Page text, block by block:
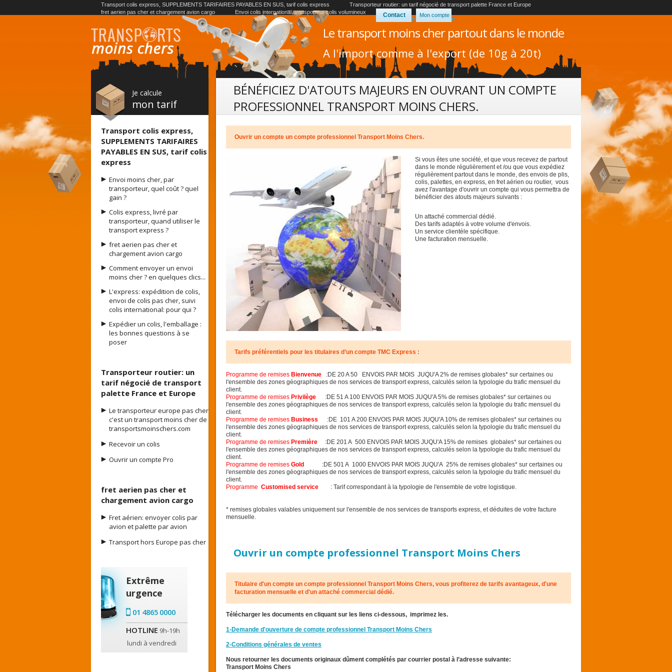
Transport colis express, SUPPLEMENTS TARIFAIRES PAYABLES EN SUS, tarif colis express
Transporteur routier: un tarif négocié de transport palette France et Europe
fret aerien pas cher et chargement avion cargo
Envoi colis international, transporteur colis volumineux Contact Mon compte
Le transport moins cher partout dans le monde
A l'import comme à l'export (de 10g à 20t)
Je calcule
mon tarif
Transport colis express,
SUPPLEMENTS TARIFAIRES
PAYABLES EN SUS, tarif colis
express
Envoi moins cher, par
transporteur, quel coût ? quel
gain ?
Colis express, livré par
transporteur, quand utiliser le
transport express ?
fret aerien pas cher et
chargement avion cargo
Comment envoyer un envoi
moins cher ? en quelques clics...
L'express: expédition de colis,
envoi de colis pas cher, suivi
colis international: pour qui ?
Expédier un colis, l'emballage :
les bonnes questions à se
poser
Transporteur routier: un
tarif négocié de transport
palette France et Europe
Le transporteur europe pas cher
c'est un transport moins cher de
transportsmoinschers.com
Recevoir un colis
Ouvrir un compte Pro
fret aerien pas cher et
chargement avion cargo
Fret aérien: envoyer colis par
avion et palette par avion
Transport hors Europe pas cher
Extrême
urgence
01 4865 0000
HOTLINE 9h-19h
lundi à vendredi
BÉNÉFICIEZ D'ATOUTS MAJEURS EN OUVRANT UN COMPTE
PROFESSIONNEL TRANSPORT MOINS CHERS.
Ouvrir un compte un compte professionnel Transport Moins Chers.
Si vous êtes une société, et que vous recevez de partout
dans le monde régulièrement et /ou que vous expédiez
régulièrement partout dans le monde, des envois de plis,
colis, palettes, en express, en fret aérien ou routier, vous
avez l'avantage d'ouvrir un compte qui vous permettra de
bénéficier des atouts majeurs suivants :
Un attaché commercial dédié.
Des tarifs adaptés à votre volume d'envois.
Un service clientèle spécifique.
Une facturation mensuelle.
Tarifs préférentiels pour les titulaires d’un compte TMC Express :
Programme de remises Bienvenue
:DE 20 A 50 ENVOIS PAR MOIS JUQU'A 2% de remises globales* sur certaines ou
l'ensemble des zones géographiques de nos services de transport express, calculés selon la typologie du trafic mensuel du
client.
Programme de remises Privilège :DE 51 A 100 ENVOIS PAR MOIS JUQU'A 5% de remises globales* sur certaines ou
l'ensemble des zones géographiques de nos services de transport express, calculés selon la typologie du trafic mensuel du
client.
Programme de remises Business
:DE 101 A 200 ENVOIS PAR MOIS JUQU'A 10% de remises globales* sur certaines ou
l'ensemble des zones géographiques de nos services de transport express, calculés selon la typologie du trafic mensuel du
client.
Programme de remises Première :DE 201 A 500 ENVOIS PAR MOIS JUQU'A 15% de remises globales* sur certaines ou
l'ensemble des zones géographiques de nos services de transport express, calculés selon la typologie du trafic mensuel du
client.
Programme de remises Gold
:DE 501 A 1000 ENVOIS PAR MOIS JUQU'A 25% de remises globales* sur certaines ou
l'ensemble des zones géographiques de nos services de transport express, calculés selon la typologie du trafic mensuel du
client.
Programme Customised service : Tarif correspondant à la typologie de l'ensemble de votre logistique.
* remises globales valables uniquement sur l'ensemble de nos services de transports express, et déduites de votre facture
mensuelle.
Ouvrir un compte professionnel Transport Moins Chers
Titulaire d'un compte un compte professionnel Transport Moins Chers, vous profiterez de tarifs avantageux, d'une
facturation mensuelle et d'un attaché commercial dédié.
Télécharger les documents en cliquant sur les liens ci-dessous, imprimez les.
1-Demande d'ouverture de compte professionnel Transport Moins Chers
2-Conditions générales de ventes
Nous retourner les documents originaux dûment complétés par courrier postal à l’adresse suivante:
Transport Moins Chers